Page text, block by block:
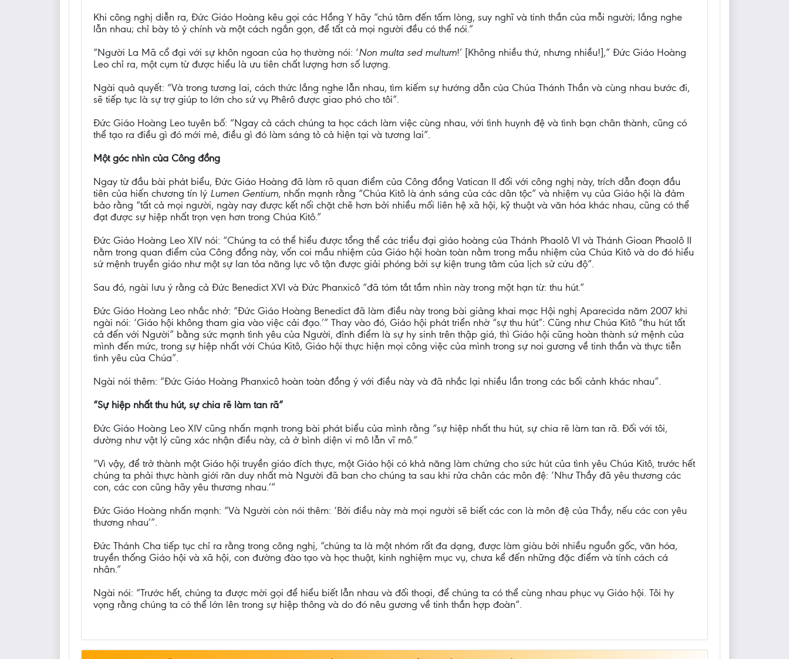
Khi công nghị diễn ra, Đức Giáo Hoàng kêu gọi các Hồng Y hãy “chú tâm đến tấm lòng, suy nghĩ và tinh thần của mỗi người; lắng nghe
lẫn nhau; chỉ bày tỏ ý chính và một cách ngắn gọn, để tất cả mọi người đều có thể nói.”
“Người La Mã cổ đại với sự khôn ngoan của họ thường nói: ‘Non multa sed multum!’ [Không nhiều thứ, nhưng nhiều!],” Đức Giáo Hoàng
Leo chỉ ra, một cụm từ được hiểu là ưu tiên chất lượng hơn số lượng.
Ngài quả quyết: “Và trong tương lai, cách thức lắng nghe lẫn nhau, tìm kiếm sự hướng dẫn của Chúa Thánh Thần và cùng nhau bước đi,
sẽ tiếp tục là sự trợ giúp to lớn cho sứ vụ Phêrô được giao phó cho tôi”.
Đức Giáo Hoàng Leo tuyên bố: “Ngay cả cách chúng ta học cách làm việc cùng nhau, với tình huynh đệ và tình bạn chân thành, cũng có
thể tạo ra điều gì đó mới mẻ, điều gì đó làm sáng tỏ cả hiện tại và tương lai”.
Một góc nhìn của Công đồng
Ngay từ đầu bài phát biểu, Đức Giáo Hoàng đã làm rõ quan điểm của Công đồng Vatican II đối với công nghị này, trích dẫn đoạn đầu
tiên của hiến chương tín lý Lumen Gentium, nhấn mạnh rằng “Chúa Kitô là ánh sáng của các dân tộc” và nhiệm vụ của Giáo hội là đảm
bảo rằng “tất cả mọi người, ngày nay được kết nối chặt chẽ hơn bởi nhiều mối liên hệ xã hội, kỹ thuật và văn hóa khác nhau, cũng có thể
đạt được sự hiệp nhất trọn vẹn hơn trong Chúa Kitô.”
Đức Giáo Hoàng Leo XIV nói: “Chúng ta có thể hiểu được tổng thể các triều đại giáo hoàng của Thánh Phaolô VI và Thánh Gioan Phaolô II
nằm trong quan điểm của Công đồng này, vốn coi mầu nhiệm của Giáo hội hoàn toàn nằm trong mầu nhiệm của Chúa Kitô và do đó hiểu
sứ mệnh truyền giáo như một sự lan tỏa năng lực vô tận được giải phóng bởi sự kiện trung tâm của lịch sử cứu độ”.
Sau đó, ngài lưu ý rằng cả Đức Benedict XVI và Đức Phanxicô “đã tóm tắt tầm nhìn này trong một hạn từ: thu hút.”
Đức Giáo Hoàng Leo nhắc nhở: “Đức Giáo Hoàng Benedict đã làm điều này trong bài giảng khai mạc Hội nghị Aparecida năm 2007 khi
ngài nói: ‘Giáo hội không tham gia vào việc cải đạo.’” Thay vào đó, Giáo hội phát triển nhờ “sự thu hút”: Cũng như Chúa Kitô “thu hút tất
cả đến với Người” bằng sức mạnh tình yêu của Người, đỉnh điểm là sự hy sinh trên thập giá, thì Giáo hội cũng hoàn thành sứ mệnh của
mình đến mức, trong sự hiệp nhất với Chúa Kitô, Giáo hội thực hiện mọi công việc của mình trong sự noi gương về tinh thần và thực tiễn
tình yêu của Chúa”.
Ngài nói thêm: “Đức Giáo Hoàng Phanxicô hoàn toàn đồng ý với điều này và đã nhắc lại nhiều lần trong các bối cảnh khác nhau”.
“Sự hiệp nhất thu hút, sự chia rẽ làm tan rã”
Đức Giáo Hoàng Leo XIV cũng nhấn mạnh trong bài phát biểu của mình rằng “sự hiệp nhất thu hút, sự chia rẽ làm tan rã. Đối với tôi,
dường như vật lý cũng xác nhận điều này, cả ở bình diện vi mô lẫn vĩ mô.”
“Vì vậy, để trở thành một Giáo hội truyền giáo đích thực, một Giáo hội có khả năng làm chứng cho sức hút của tình yêu Chúa Kitô, trước hết
chúng ta phải thực hành giới răn duy nhất mà Người đã ban cho chúng ta sau khi rửa chân các môn đệ: ‘Như Thầy đã yêu thương các
con, các con cũng hãy yêu thương nhau.’”
Đức Giáo Hoàng nhấn mạnh: “Và Người còn nói thêm: ‘Bởi điều này mà mọi người sẽ biết các con là môn đệ của Thầy, nếu các con yêu
thương nhau’”.
Đức Thánh Cha tiếp tục chỉ ra rằng trong công nghị, “chúng ta là một nhóm rất đa dạng, được làm giàu bởi nhiều nguồn gốc, văn hóa,
truyền thống Giáo hội và xã hội, con đường đào tạo và học thuật, kinh nghiệm mục vụ, chưa kể đến những đặc điểm và tính cách cá
nhân.”
Ngài nói: “Trước hết, chúng ta được mời gọi để hiểu biết lẫn nhau và đối thoại, để chúng ta có thể cùng nhau phục vụ Giáo hội. Tôi hy
vọng rằng chúng ta có thể lớn lên trong sự hiệp thông và do đó nêu gương về tinh thần hợp đoàn”.